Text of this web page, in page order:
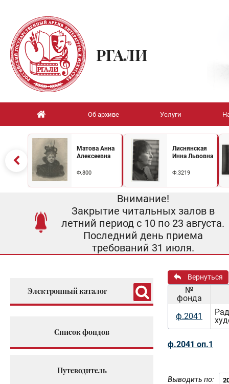
РГАЛИ
Об архиве Услуги
Матова Анна
Алексеевна
Ф.800
Лиснянская
Инна Львовна
Ф.3219
Внимание!
Закрытие читальных залов в
летний период с 10 по 23 августа.
Последний день приема
требований 31 июля.
Электронный каталог
Список фондов
Путеводитель
Вернуться
№
фонда
ф.2041
ф.2041 оп.1
Выводить по: